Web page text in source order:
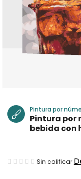
Pintura por
Pintura por
bebida con
La
Sin calificar